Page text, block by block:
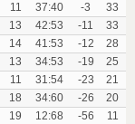
11 37:40 -3
33
13 42:53 -11
33
14 41:53 -12
28
13 34:53 -19
25
11 31:54 -23
21
18 34:60 -26
20
19 12:68 -56 11